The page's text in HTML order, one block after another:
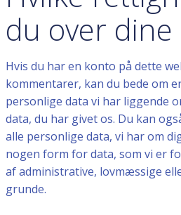
du over dine
Hvis du har en konto på dette
kommentarer, kan du bede om
personlige data vi har liggende
data, du har givet os. Du kan
alle personlige data, vi har om
nogen form for data, som vi er
af administrative, lovmæssige
grunde.